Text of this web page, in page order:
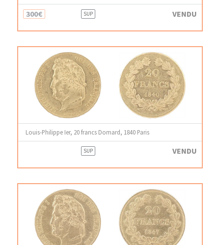
300€ SUP VENDU
Louis-Philippe Ier, 20 francs Domard, 1840 Paris
SUP VENDU